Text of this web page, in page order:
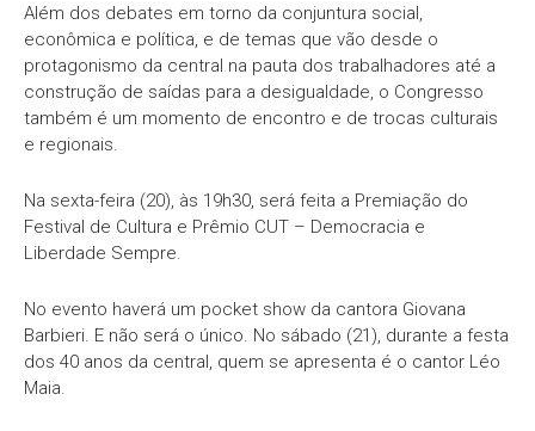
Além dos debates em torno da conjuntura social,
econômica e política, e de temas que vão desde o
protagonismo da central na pauta dos trabalhadores até a
construção de saídas para a desigualdade, o Congresso
também é um momento de encontro e de trocas culturais
e regionais.
Na sexta-feira (20), às 19h30, será feita a Premiação do
Festival de Cultura e Prêmio CUT – Democracia e
Liberdade Sempre.
No evento haverá um pocket show da cantora Giovana
Barbieri. E não será o único. No sábado (21), durante a festa
dos 40 anos da central, quem se apresenta é o cantor Léo
Maia.